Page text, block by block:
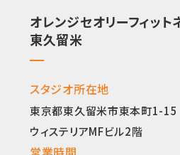
オレンジセオリーフィット
東久留米
スタジオ所在地
東京都東久留米市東本町1-15
ウィステリアMFビル2階